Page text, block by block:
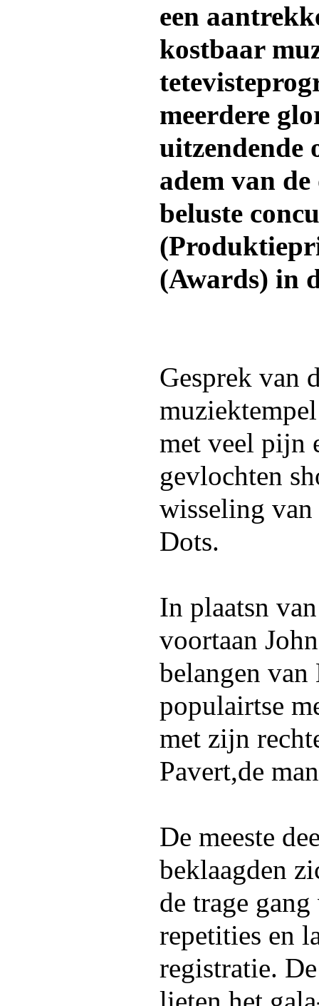
een
kostbaar
meerdere
uitzendende
adem van
beluste
(Awards) in
Gesprek van
met veel pijn
gevlochten
wisseling
Dots.
In plaatsn
voortaan
belangen van
populairtse
met zijn
Pavert,de
De meeste
beklaagden
de trage
repetities en
registratie.